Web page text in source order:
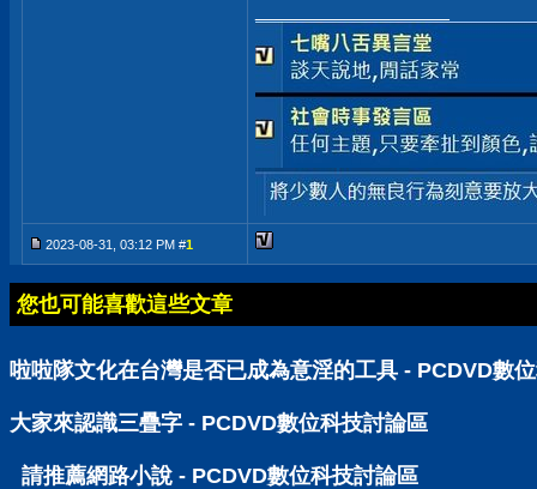
2023-08-31, 03:12 PM #1
您也可能喜歡這些文章
啦啦隊文化在台灣是否已成為意淫的工具 - PCDVD數
大家來認識三疊字 - PCDVD數位科技討論區
請推薦網路小說 - PCDVD數位科技討論區